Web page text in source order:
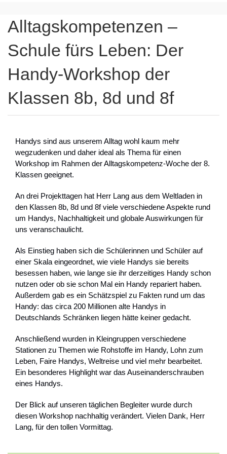
Alltagskompetenzen –
Schule fürs Leben: Der
Handy-Workshop der
Klassen 8b, 8d und 8f
Handys sind aus unserem Alltag wohl kaum mehr
wegzudenken und daher ideal als Thema für einen
Workshop im Rahmen der Alltagskompetenz-Woche der 8.
Klassen geeignet.
An drei Projekttagen hat Herr Lang aus dem Weltladen in
den Klassen 8b, 8d und 8f viele verschiedene Aspekte rund
um Handys, Nachhaltigkeit und globale Auswirkungen für
uns veranschaulicht.
Als Einstieg haben sich die Schülerinnen und Schüler auf
einer Skala eingeordnet, wie viele Handys sie bereits
besessen haben, wie lange sie ihr derzeitiges Handy schon
nutzen oder ob sie schon Mal ein Handy repariert haben.
Außerdem gab es ein Schätzspiel zu Fakten rund um das
Handy: das circa 200 Millionen alte Handys in
Deutschlands Schränken liegen hätte keiner gedacht.
Anschließend wurden in Kleingruppen verschiedene
Stationen zu Themen wie Rohstoffe im Handy, Lohn zum
Leben, Faire Handys, Weltreise und viel mehr bearbeitet.
Ein besonderes Highlight war das Auseinanderschrauben
eines Handys.
Der Blick auf unseren täglichen Begleiter wurde durch
diesen Workshop nachhaltig verändert. Vielen Dank, Herr
Lang, für den tollen Vormittag.